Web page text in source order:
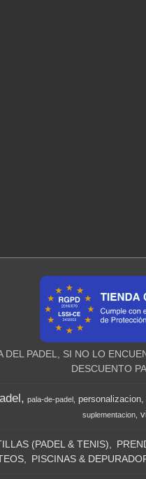
PADEL, SI NO LO
DESCUENTO
pala-de-padel personalizacion
suplementacion
(PADEL & TENIS)
PISCINAS &